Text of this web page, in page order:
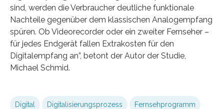
sind, werden die Verbraucher deutliche funktionale
Nachteile gegenüber dem klassischen Analogempfang
spüren. Ob Videorecorder oder ein zweiter Fernseher –
für jedes Endgerät fallen Extrakosten für den
Digitalempfang an”, betont der Autor der Studie,
Michael Schmid.
Digital Digitalisierungsprozess Fernsehprogramm